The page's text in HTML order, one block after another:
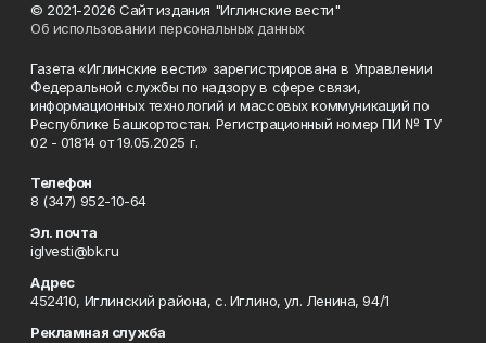
© 2021-2026 Сайт издания "Иглинские вести"
Об использовании персональных данных
Газета «Иглинские вести» зарегистрирована в Управлении
Федеральной службы по надзору в сфере связи,
информационных технологий и массовых коммуникаций по
Республике Башкортостан. Регистрационный номер ПИ № ТУ
02 - 01814 от 19.05.2025 г.
Телефон
8 (347) 952-10-64
Эл. почта
iglvesti@bk.ru
Адрес
452410, Иглинский района, с. Иглино, ул. Ленина, 94/1
Рекламная служба